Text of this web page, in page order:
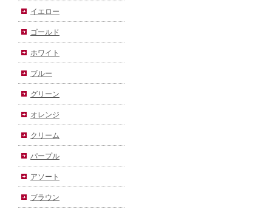
イエロー
ゴールド
ホワイト
ブルー
グリーン
オレンジ
クリーム
パープル
アソート
ブラウン